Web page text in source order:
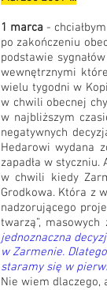
1 marca -
po zakończeniu
podstawie
wewnętrznymi
wielu tygodni w
w chwili obecnej
w najbliższym
negatywnych
Hedarowi wydana
zapadła w styczniu.
w chwili kiedy
Grodkowa. Która z
nadzorującego
twarzą”,
jednoznaczna
w Zarmenie. Dlatego
staramy się w
Nie wiem dlaczego,